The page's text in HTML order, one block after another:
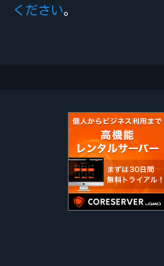
ください。